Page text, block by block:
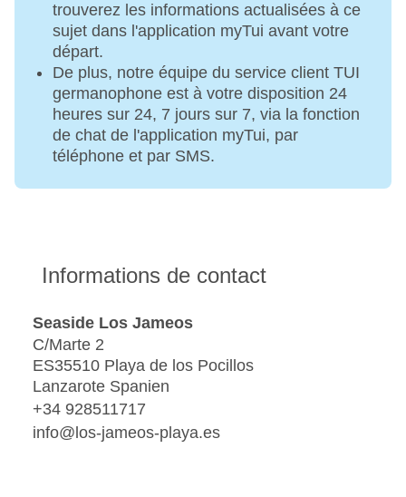
trouverez les informations actualisées à ce
sujet dans l'application myTui avant votre
départ.
De plus, notre équipe du service client TUI
germanophone est à votre disposition 24
heures sur 24, 7 jours sur 7, via la fonction
de chat de l'application myTui, par
téléphone et par SMS.
Informations de contact
Seaside Los Jameos
C/Marte 2
ES35510 Playa de los Pocillos
Lanzarote Spanien
+34 928511717
info@los-jameos-playa.es